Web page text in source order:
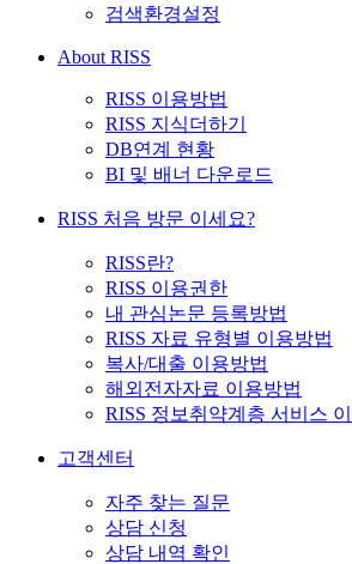
검색환경설정
About RISS
RISS 이용방법
RISS 지식더하기
DB연계 현황
BI 및 배너 다운로드
RISS 처음 방문 이세요?
RISS란?
RISS 이용권한
내 관심논문 등록방법
RISS 자료 유형별 이용방법
복사/대출 이용방법
해외전자자료 이용방법
RISS 정보취약계층 서비스
고객센터
자주 찾는 질문
상담 신청
상담 내역 확인